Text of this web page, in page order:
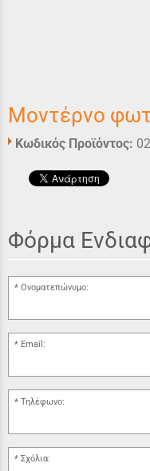
Μοντέρνο
Κωδικός Προϊόντος:
Φόρμα
Ονοματεπώνυμο:
Email:
Τηλέφωνο:
Σχόλια: